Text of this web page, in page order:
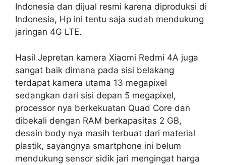
Indonesia dan dijual resmi karena diproduksi di
Indonesia, Hp ini tentu saja sudah mendukung
jaringan 4G LTE.
Hasil Jepretan kamera Xiaomi Redmi 4A juga
sangat baik dimana pada sisi belakang
terdapat kamera utama 13 megapixel
sedangkan dari sisi depan 5 megapixel,
processor nya berkekuatan Quad Core dan
dibekali dengan RAM berkapasitas 2 GB,
desain body nya masih terbuat dari material
plastik, sayangnya smartphone ini belum
mendukung sensor sidik jari mengingat harga